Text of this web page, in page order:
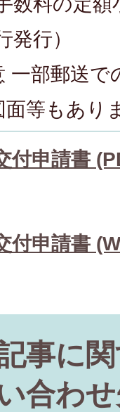
発行）
一部郵送で
面等もあり
付申請書
付申請書
事に
合わ